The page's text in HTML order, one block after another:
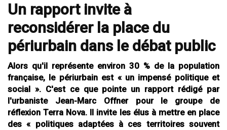
Un rapport invite à
reconsidérer la place du
périurbain dans le débat public
Alors qu'il représente environ 30 % de la population
française, le périurbain est « un impensé politique et
social ». C'est ce que pointe un rapport rédigé par
l'urbaniste Jean-Marc Offner pour le groupe de
réflexion Terra Nova. Il invite les élus à mettre en place
des « politiques adaptées à ces territoires souvent